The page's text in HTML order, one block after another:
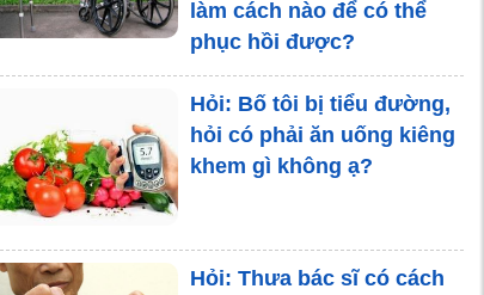
Mẹ bầu nghiện rượu, bé
làm cách nào để có thể
phục hồi được?
Hỏi: Bố tôi bị tiểu đường,
hỏi có phải ăn uống kiêng
khem gì không ạ?
Hỏi: Thưa bác sĩ có cách